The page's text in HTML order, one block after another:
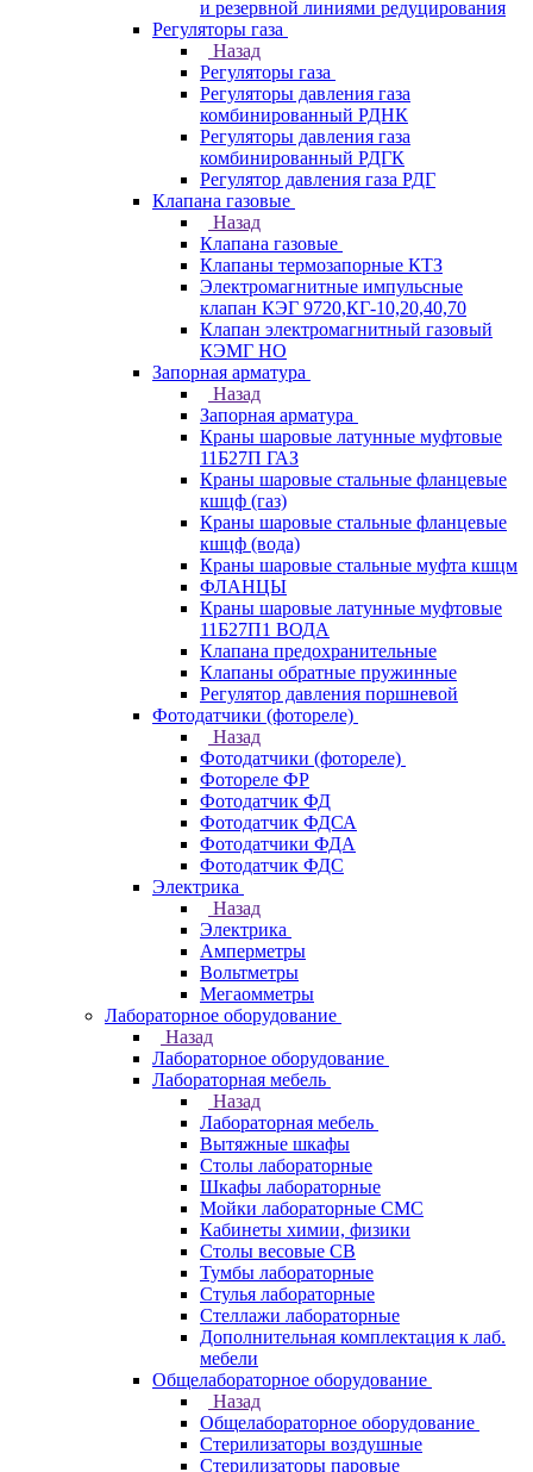
и резервной линиями редуцирования
Регуляторы газа
Назад
Регуляторы газа
Регуляторы давления газа
комбинированный РДНК
Регуляторы давления газа
комбинированный РДГК
Регулятор давления газа РДГ
Клапана газовые
Назад
Клапана газовые
Клапаны термозапорные КТЗ
Электромагнитные импульсные
клапан КЭГ 9720,КГ-10,20,40,70
Клапан электромагнитный газовый
КЭМГ НО
Запорная арматура
Назад
Запорная арматура
Краны шаровые латунные муфтовые
11Б27П ГАЗ
Краны шаровые стальные фланцевые
кшцф (газ)
Краны шаровые стальные фланцевые
кшцф (вода)
Краны шаровые стальные муфта кшцм
ФЛАНЦЫ
Краны шаровые латунные муфтовые
11Б27П1 ВОДА
Клапана предохранительные
Клапаны обратные пружинные
Регулятор давления поршневой
Фотодатчики (фотореле)
Назад
Фотодатчики (фотореле)
Фотореле ФР
Фотодатчик ФД
Фотодатчик ФДСА
Фотодатчики ФДА
Фотодатчик ФДС
Электрика
Назад
Электрика
Амперметры
Вольтметры
Мегаомметры
Лабораторное оборудование
Назад
Лабораторное оборудование
Лабораторная мебель
Назад
Лабораторная мебель
Вытяжные шкафы
Столы лабораторные
Шкафы лабораторные
Мойки лабораторные СМС
Кабинеты химии, физики
Столы весовые СВ
Тумбы лабораторные
Стулья лабораторные
Стеллажи лабораторные
Дополнительная комплектация к лаб.
мебели
Общелабораторное оборудование
Назад
Общелабораторное оборудование
Стерилизаторы воздушные
Стерилизаторы паровые